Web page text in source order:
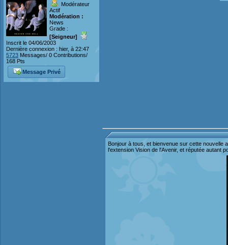
Modérateur
Actif
Modération :
News
Grade :
[Seigneur]
Inscrit le 04/06/2003
Dernière connexion : hier, à 22:47
5723 Messages/ 0 Contributions/
168 Pts
Message Privé
Bonjour à tous, et bienvenue sur cette
l'extension Vision de l'Avenir, et réputée autant